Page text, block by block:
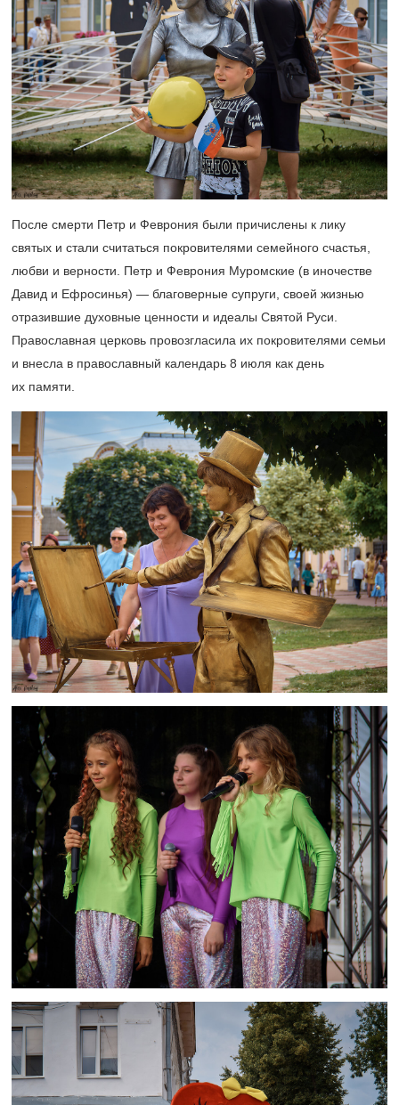
После смерти Петр и Феврония были причислены к лику
святых и стали считаться покровителями семейного счастья,
любви и верности. Петр и Феврония Муромские (в иночестве
Давид и Ефросинья) — благоверные супруги, своей жизнью
отразившие духовные ценности и идеалы Святой Руси.
Православная церковь провозгласила их покровителями семьи
и внесла в православный календарь 8 июля как день
их памяти.